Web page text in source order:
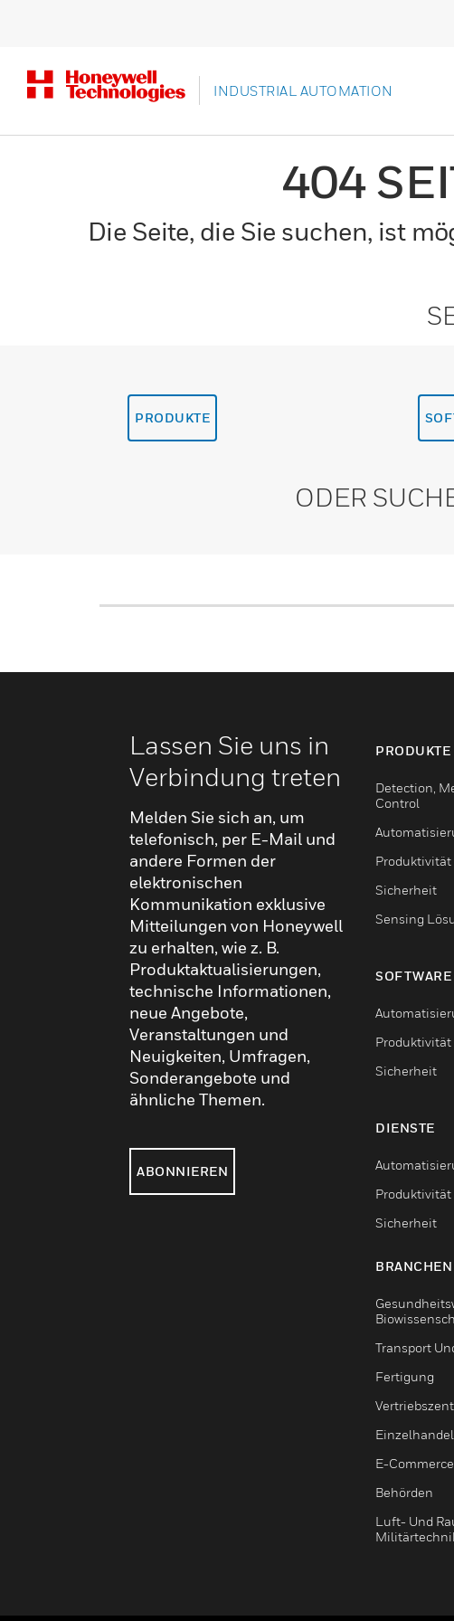
INDUSTRIAL AUTOMATION
404
Die Seite, die Sie suchen, ist
PRODUKTE
ODER
Lassen Sie uns in
Verbindung treten
Melden Sie sich an, um
telefonisch, per E-Mail und
andere Formen der
elektronischen
Kommunikation exklusive
Mitteilungen von Honeywell
zu erhalten, wie z. B.
Produktaktualisierungen,
technische Informationen,
neue Angebote,
Veranstaltungen und
Neuigkeiten, Umfragen,
Sonderangebote und
ähnliche Themen.
ABONNIEREN
PRODUKTE
Detection,
Control
Produktivität
Sicherheit
Sensing
SOFTWARE
Produktivität
Sicherheit
DIENSTE
Produktivität
Sicherheit
BRANCHEN
Transport
Fertigung
Einzelhandel
E-Commerce
Behörden
Luft- Und